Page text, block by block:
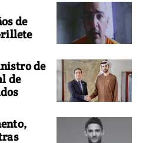
de
de
de